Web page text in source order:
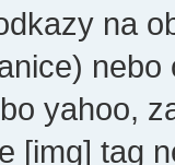
na
yahoo,
[img] tag